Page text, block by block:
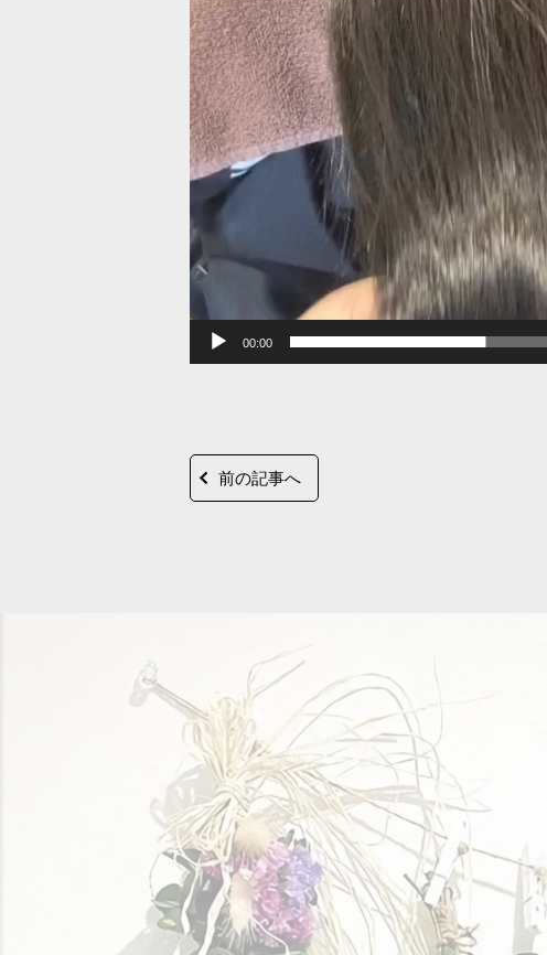
00:00
前の記事へ